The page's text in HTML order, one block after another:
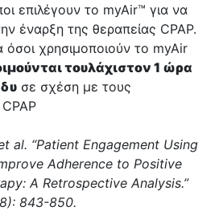
επιλέγουν το myAir™ για να
έναρξη της θεραπείας CPAP.
όσοι χρησιμοποιούν το myAir
τουλάχιστον 1 ώρα
σε σχέση με τους
al. “Patient Engagement Using
Adherence to Positive
A Retrospective Analysis.”
843-850.